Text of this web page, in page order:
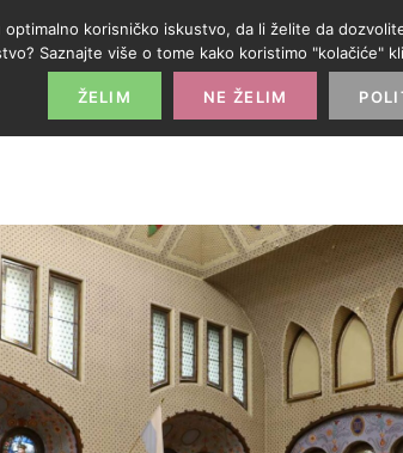
POČETNA PROMO IZLOG
korisničko iskustvo, da li želite da
Saznajte više o tome kako koristimo "kolačiće"
ŽELIM NE ŽELIM